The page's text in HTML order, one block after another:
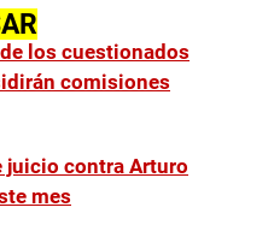
los cuestionados
comisiones
juicio contra Arturo
mes